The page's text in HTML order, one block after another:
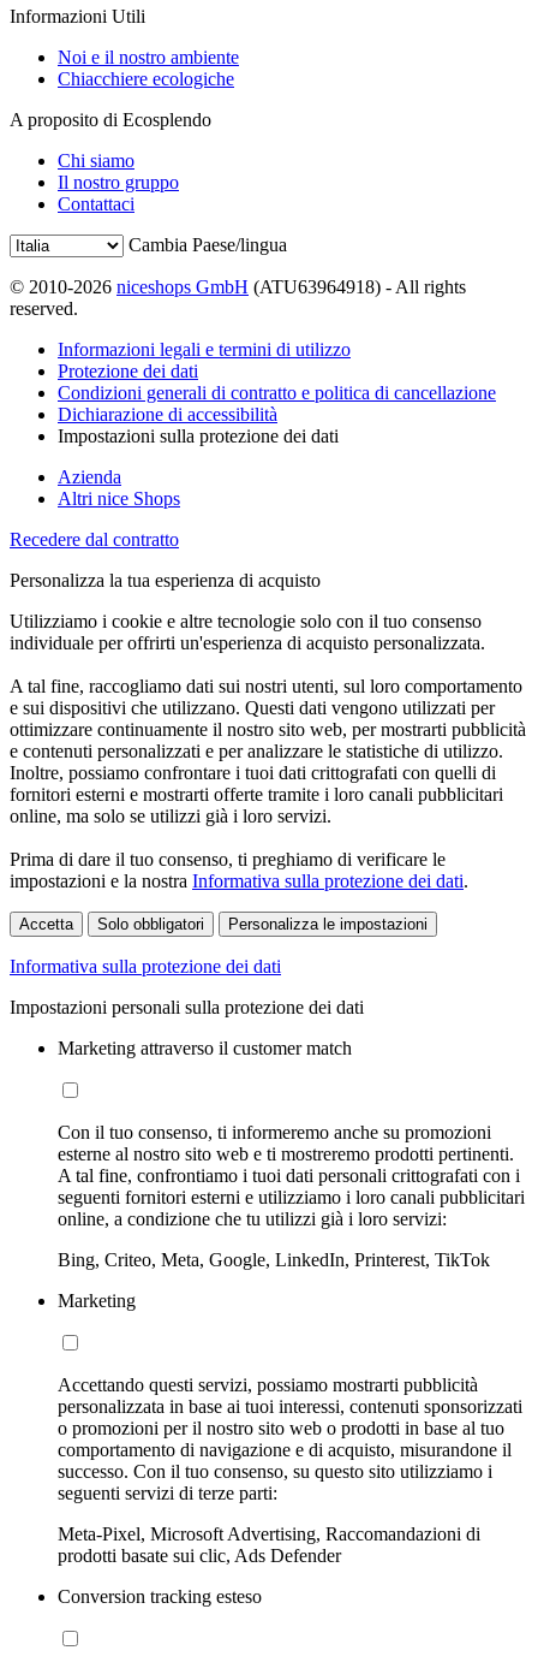
Informazioni Utili
Noi e il nostro ambiente
Chiacchiere ecologiche
A proposito di Ecosplendo
Chi siamo
Il nostro gruppo
Contattaci
Cambia Paese/lingua
© 2010-2026 niceshops GmbH (ATU63964918) - All rights
reserved.
Informazioni legali e termini di utilizzo
Protezione dei dati
Condizioni generali di contratto e politica di cancellazione
Dichiarazione di accessibilità
Impostazioni sulla protezione dei dati
Azienda
Altri nice Shops
Recedere dal contratto
Personalizza la tua esperienza di acquisto
Utilizziamo i cookie e altre tecnologie solo con il tuo consenso
individuale per offrirti un'esperienza di acquisto personalizzata.
A tal fine, raccogliamo dati sui nostri utenti, sul loro comportamento
e sui dispositivi che utilizzano. Questi dati vengono utilizzati per
ottimizzare continuamente il nostro sito web, per mostrarti pubblicità
e contenuti personalizzati e per analizzare le statistiche di utilizzo.
Inoltre, possiamo confrontare i tuoi dati crittografati con quelli di
fornitori esterni e mostrarti offerte tramite i loro canali pubblicitari
online, ma solo se utilizzi già i loro servizi.
Prima di dare il tuo consenso, ti preghiamo di verificare le
impostazioni e la nostra Informativa sulla protezione dei dati.
Accetta Solo obbligatori Personalizza le impostazioni
Informativa sulla protezione dei dati
Impostazioni personali sulla protezione dei dati
Marketing attraverso il customer match
Con il tuo consenso, ti informeremo anche su promozioni
esterne al nostro sito web e ti mostreremo prodotti pertinenti.
A tal fine, confrontiamo i tuoi dati personali crittografati con i
seguenti fornitori esterni e utilizziamo i loro canali pubblicitari
online, a condizione che tu utilizzi già i loro servizi:
Bing, Criteo, Meta, Google, LinkedIn, Printerest, TikTok
Marketing
Accettando questi servizi, possiamo mostrarti pubblicità
personalizzata in base ai tuoi interessi, contenuti sponsorizzati
o promozioni per il nostro sito web o prodotti in base al tuo
comportamento di navigazione e di acquisto, misurandone il
successo. Con il tuo consenso, su questo sito utilizziamo i
seguenti servizi di terze parti:
Meta-Pixel, Microsoft Advertising, Raccomandazioni di
prodotti basate sui clic, Ads Defender
Conversion tracking esteso